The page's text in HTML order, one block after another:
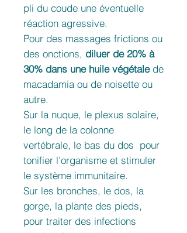
pli du coude une éventuelle
réaction agressive.
Pour des massages frictions ou
des onctions, diluer de 20% à
30% dans une huile végétale de
macadamia ou de noisette ou
autre.
Sur la nuque, le plexus solaire,
le long de la colonne
vertébrale, le bas du dos pour
tonifier l’organisme et stimuler
le système immunitaire.
Sur les bronches, le dos, la
gorge, la plante des pieds,
pour traiter des infections